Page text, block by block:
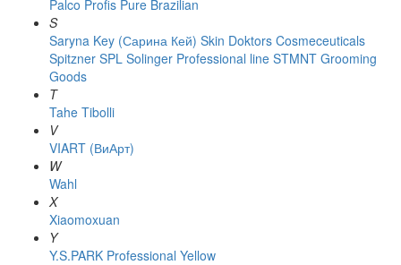
Palco Profis Pure Brazilian
S
Saryna Key (Сарина Кей) Skin Doktors Cosmeceuticals
Spitzner SPL Solinger Professional line STMNT Grooming
Goods
T
Tahe Tibolli
V
VIART (ВиАрт)
W
Wahl
X
Xiaomoxuan
Y
Y.S.PARK Professional Yellow